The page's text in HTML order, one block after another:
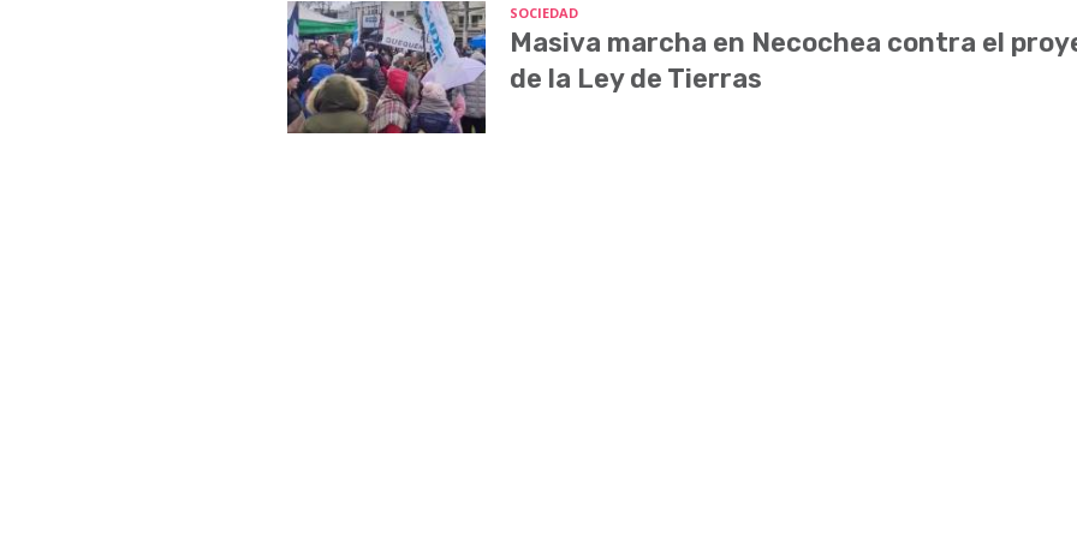
SOCIEDAD
Masiva marcha en Necochea contra el
de la Ley de Tierras